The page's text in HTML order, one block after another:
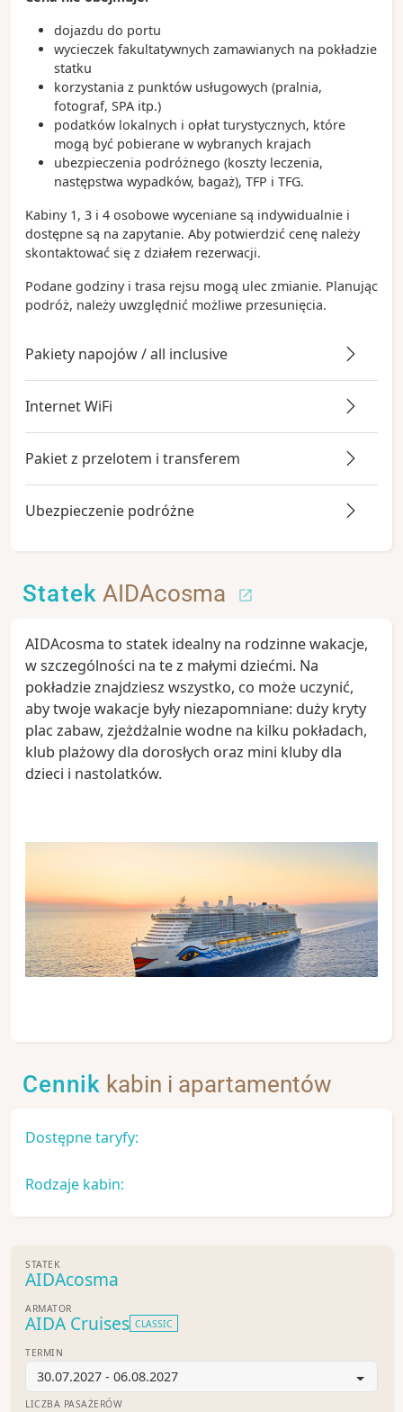
dojazdu do portu
wycieczek fakultatywnych zamawianych na pokładzie
statku
korzystania z punktów usługowych (pralnia,
fotograf, SPA itp.)
podatków lokalnych i opłat turystycznych, które
mogą być pobierane w wybranych krajach
ubezpieczenia podróżnego (koszty leczenia,
następstwa wypadków, bagaż), TFP i TFG.
Kabiny 1, 3 i 4 osobowe wyceniane są indywidualnie i
dostępne są na zapytanie. Aby potwierdzić cenę należy
skontaktować się z działem rezerwacji.
Podane godziny i trasa rejsu mogą ulec zmianie. Planując
podróż, należy uwzględnić możliwe przesunięcia.
Pakiety napojów / all inclusive
Internet WiFi
Pakiet z przelotem i transferem
Ubezpieczenie podróżne
Statek AIDAcosma
AIDAcosma to statek idealny na rodzinne wakacje,
w szczególności na te z małymi dziećmi. Na
pokładzie znajdziesz wszystko, co może uczynić,
aby twoje wakacje były niezapomniane: duży kryty
plac zabaw, zjeżdżalnie wodne na kilku pokładach,
klub plażowy dla dorosłych oraz mini kluby dla
dzieci i nastolatków.
Cennik kabin i apartamentów
Dostępne taryfy:
Rodzaje kabin:
STATEK
AIDAcosma
ARMATOR
AIDA Cruises CLASSIC
TERMIN
30.07.2027 - 06.08.2027
LICZBA PASAŻERÓW